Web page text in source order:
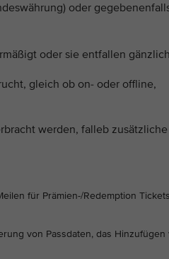
oder
oder sie entfallen
gleich ob on- oder offline,
werden, falleb zusätzliche
für Prämien-/Redemption
von Passdaten, das Hinzufügen